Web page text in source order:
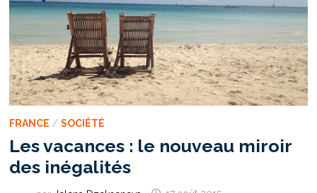
FRANCE / SOCIÉTÉ
Les vacances : le nouveau miroir
des inégalités